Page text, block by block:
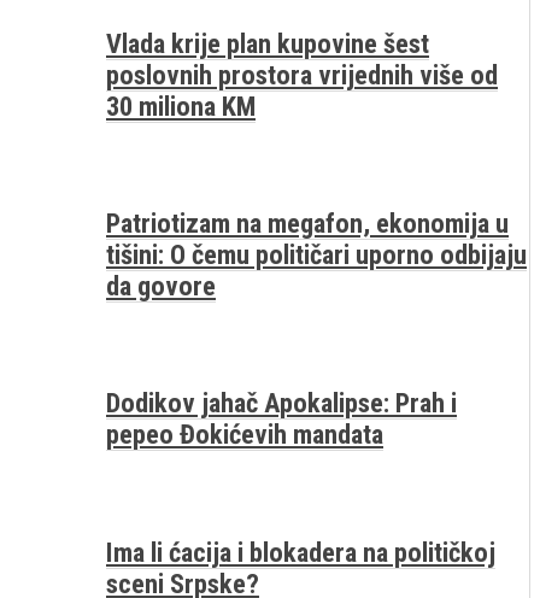
Vlada krije plan kupovine šest
poslovnih prostora vrijednih više od
30 miliona KM
Patriotizam na megafon, ekonomija u
tišini: O čemu političari uporno odbijaju
da govore
Dodikov jahač Apokalipse: Prah i
pepeo Đokićevih mandata
Ima li ćacija i blokadera na političkoj
sceni Srpske?